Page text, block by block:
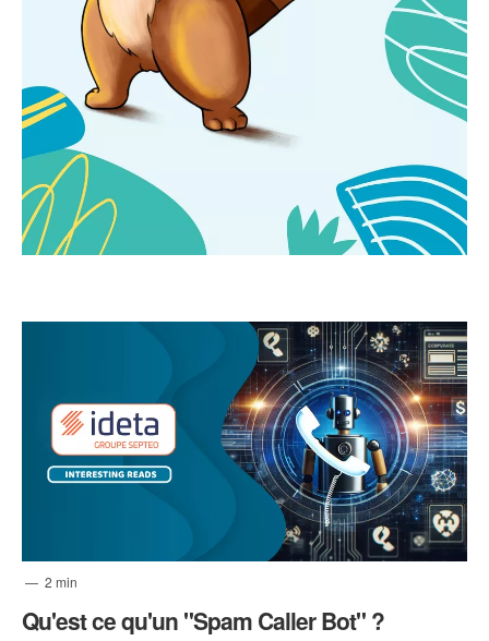
2 min
Qu'est ce qu'un "Spam Caller Bot" ?